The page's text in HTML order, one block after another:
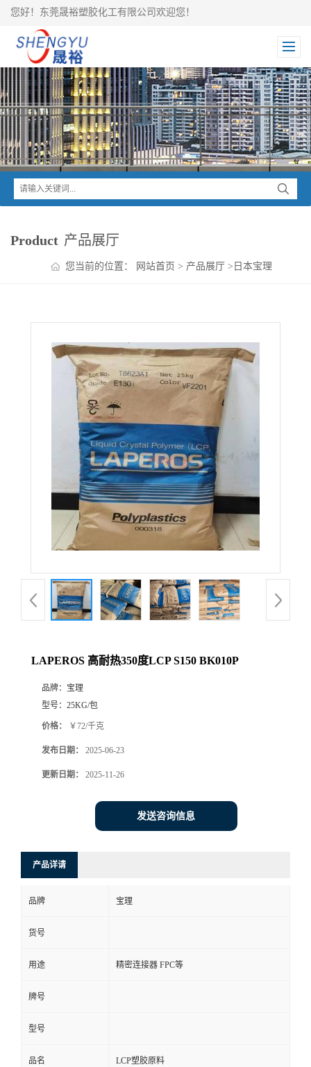
您好！东莞晟裕塑胶化工有限公司欢迎您！
Product 产品展厅
您当前的位置： 网站首页 > 产品展厅 > 日本宝理
LAPEROS 高耐热350度LCP S150 BK010P
品牌： 宝理
型号： 25KG/包
价格： ￥72/千克
发布日期： 2025-06-23
更新日期： 2025-11-26
发送咨询信息
产品详请
品牌 宝理
货号
用途 精密连接器 FPC等
牌号
型号
品名 LCP塑胶原料